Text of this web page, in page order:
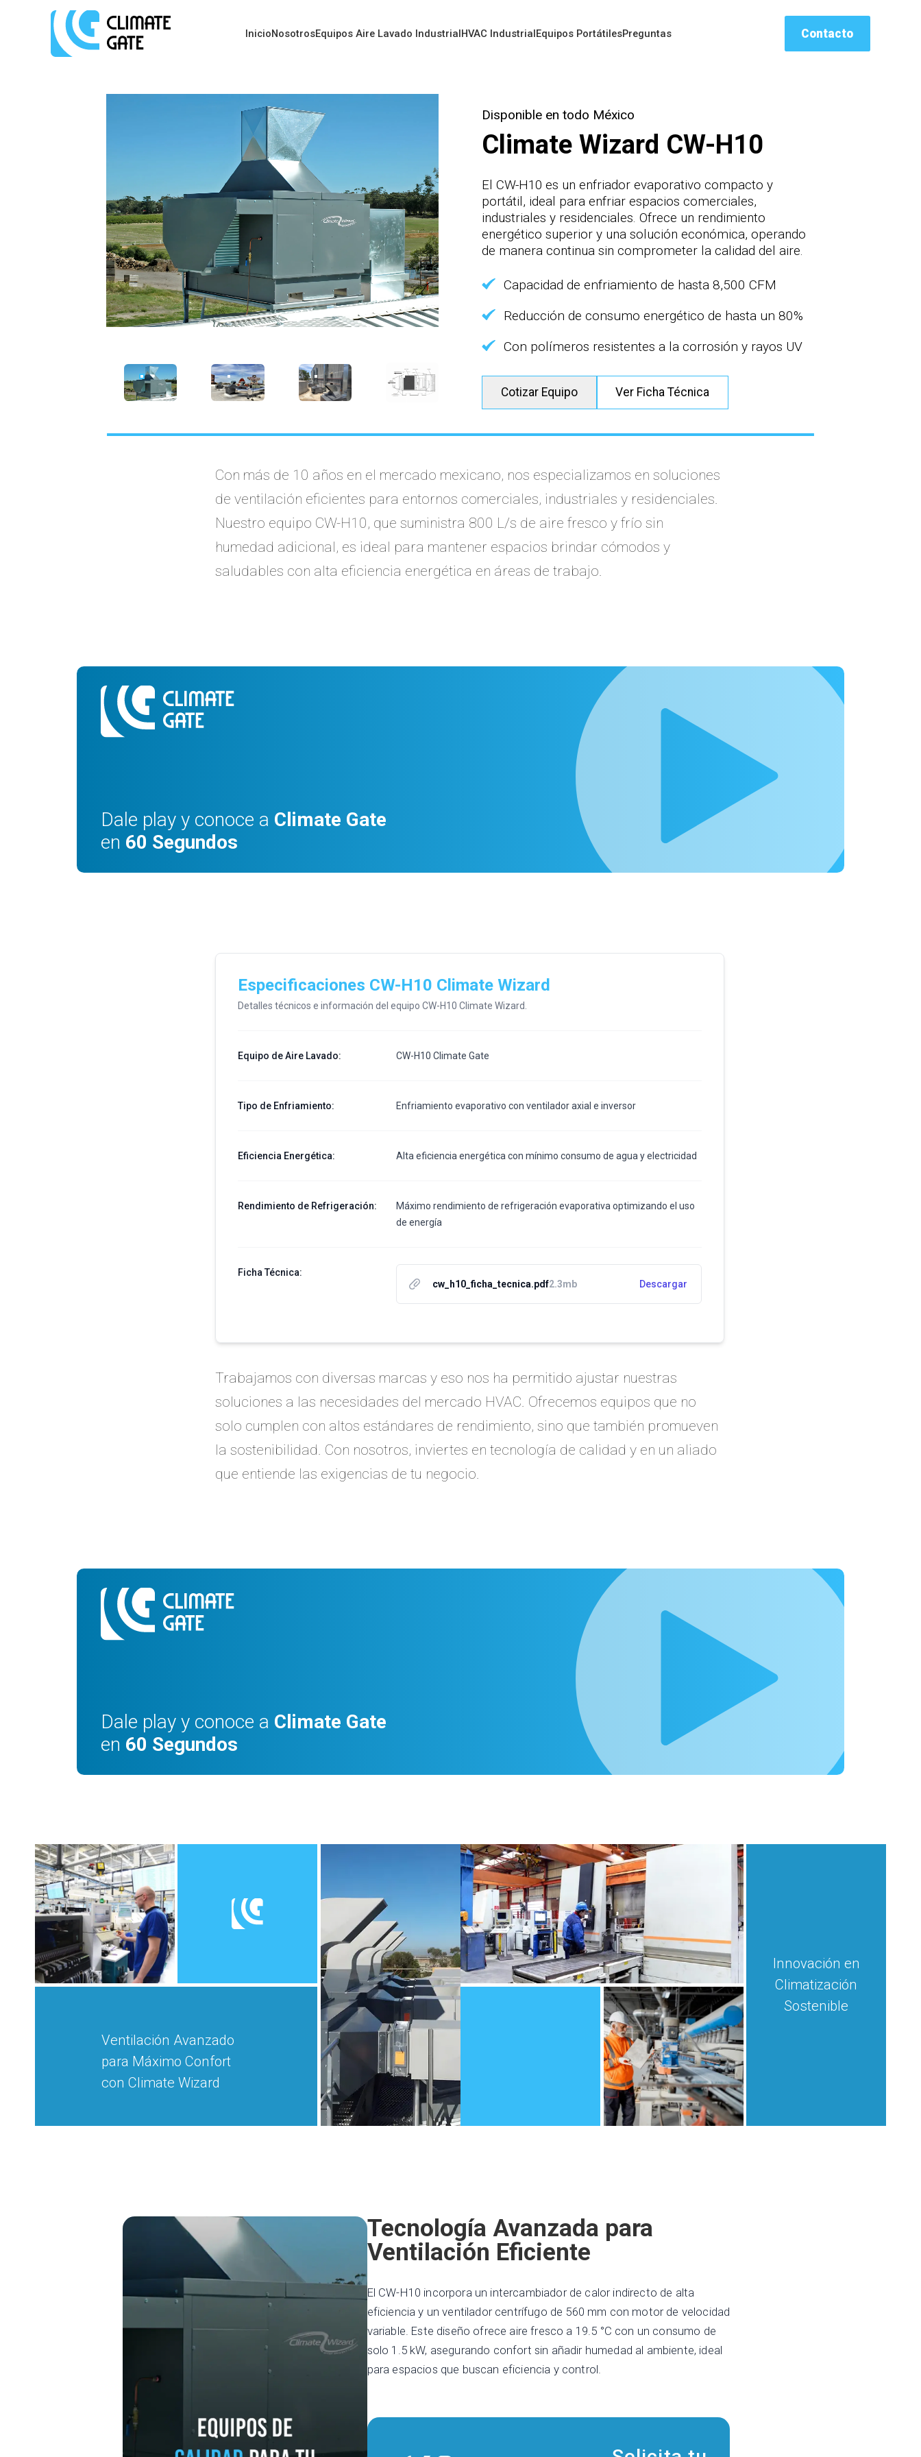
InicioNosotrosEquipos Aire Lavado IndustrialHVAC IndustrialEquipos PortátilesPreguntas Contacto
Disponible en todo México
Climate Wizard CW-H10
Informacion del producto
El CW-H10 es un enfriador evaporativo compacto y
portátil, ideal para enfriar espacios comerciales,
industriales y residenciales. Ofrece un rendimiento
energético superior y una solución económica, operando
de manera continua sin comprometer la calidad del aire.
Caracteristicas
Capacidad de enfriamiento de hasta 8,500 CFM
Reducción de consumo energético de hasta un 80%
Con polímeros resistentes a la corrosión y rayos UV
Cotizar Equipo Ver Ficha Técnica
Con más de 10 años en el mercado mexicano, nos especializamos en soluciones
de ventilación eficientes para entornos comerciales, industriales y residenciales.
Nuestro equipo CW-H10, que suministra 800 L/s de aire fresco y frío sin
humedad adicional, es ideal para mantener espacios brindar cómodos y
saludables con alta eficiencia energética en áreas de trabajo.
Dale play y conoce a Climate Gate
en 60 Segundos
Especificaciones CW-H10 Climate Wizard
Detalles técnicos e información del equipo CW-H10 Climate Wizard
Equipo de Aire Lavado: CW-H10 Climate Gate
Tipo de Enfriamiento: Enfriamiento evaporativo con ventilador axial e inversor
Eficiencia Energética: Alta eficiencia energética con mínimo consumo de agua y electricidad
Rendimiento de Refrigeración:
Máximo rendimiento de refrigeración evaporativa optimizando el uso
de energía
Ficha Técnica:
cw_h10_ficha_tecnica.pdf2.3mb Descargar
Trabajamos con diversas marcas y eso nos ha permitido ajustar nuestras
soluciones a las necesidades del mercado HVAC. Ofrecemos equipos que no
solo cumplen con altos estándares de rendimiento, sino que también promueven
la sostenibilidad. Con nosotros, inviertes en tecnología de calidad y en un aliado
que entiende las exigencias de tu negocio.
Dale play y conoce a Climate Gate
en 60 Segundos
Ventilación Avanzado
para Máximo Confort
con Climate Wizard
Innovación en
Climatización
Sostenible
Tecnología Avanzada para
Ventilación Eficiente
El CW-H10 incorpora un intercambiador de calor indirecto de alta
eficiencia y un ventilador centrífugo de 560 mm con motor de velocidad
variable. Este diseño ofrece aire fresco a 19.5 °C con un consumo de
solo 1.5 kW, asegurando confort sin añadir humedad al ambiente, ideal
para espacios que buscan eficiencia y control.